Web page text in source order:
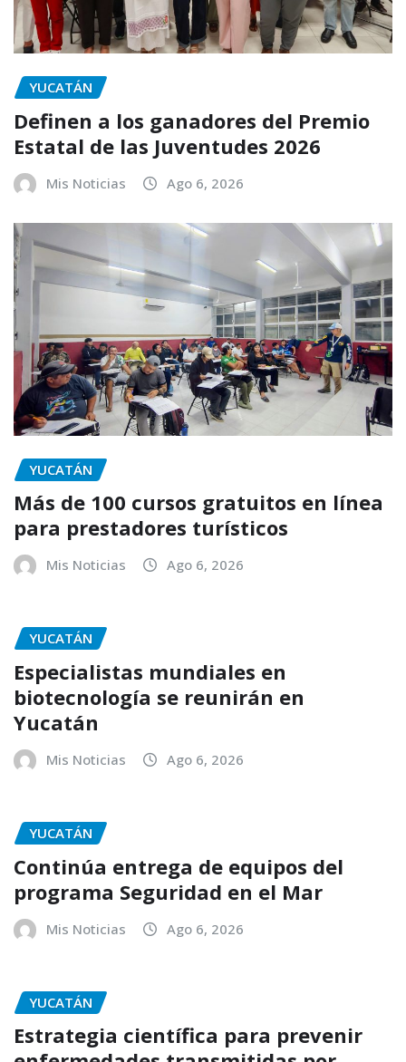
YUCATÁN
Definen a los ganadores del Premio
Estatal de las Juventudes 2026
Mis Noticias Ago 6, 2026
YUCATÁN
Más de 100 cursos gratuitos en línea
para prestadores turísticos
Mis Noticias Ago 6, 2026
YUCATÁN
Especialistas mundiales en
biotecnología se reunirán en
Yucatán
Mis Noticias Ago 6, 2026
YUCATÁN
Continúa entrega de equipos del
programa Seguridad en el Mar
Mis Noticias Ago 6, 2026
YUCATÁN
Estrategia científica para prevenir